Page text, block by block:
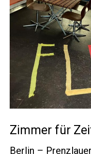
Zimmer für
Berlin –